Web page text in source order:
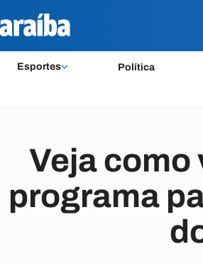
Esportes Política
Veja como
programa